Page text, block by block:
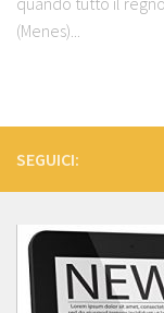
(Menes)...
SEGUICI: